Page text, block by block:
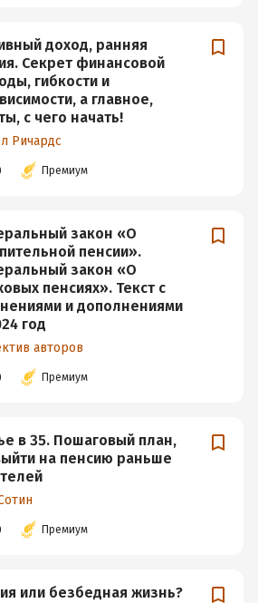
доход, ранняя
Секрет финансовой
гибкости и
а главное,
с чего начать!
Ричардс
Премиум
закон «О
пенсии».
закон «О
пенсиях». Текст с
и дополнениями
год
авторов
Премиум
в 35. Пошаговый план,
на пенсию раньше
Премиум
или безбедная жизнь?